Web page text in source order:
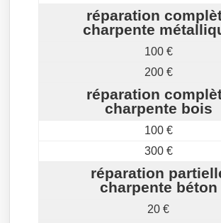
réparation
charpente
100 €
200 €
réparation
charpente bois
100 €
300 €
réparation
charpente béton
20 €